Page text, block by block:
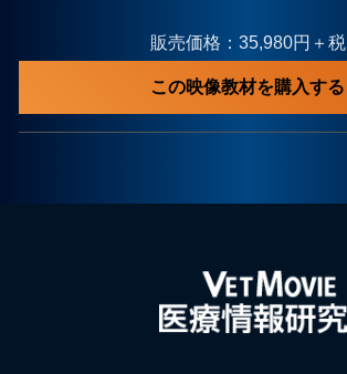
販売価格：35,980円＋税
この映像教材を購入する